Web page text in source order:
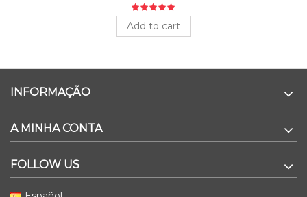
Add to cart
INFORMAÇÃO
A MINHA CONTA
FOLLOW US